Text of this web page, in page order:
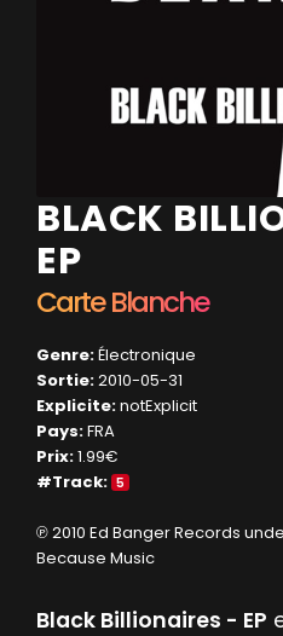
BLACK
EP
Carte Blanche
Genre:Électronique
Sortie:2010-05-31
Explicite:notExplicit
Pays:FRA
Prix:1.99€
#Track: 5
℗ 2010 Ed Banger Records
Because Music
Black Billionaires - EP